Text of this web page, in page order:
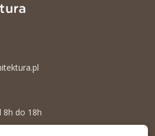
8h do 18h